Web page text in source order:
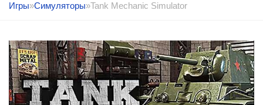
Игры»Симуляторы»Tank Mechanic Simulator